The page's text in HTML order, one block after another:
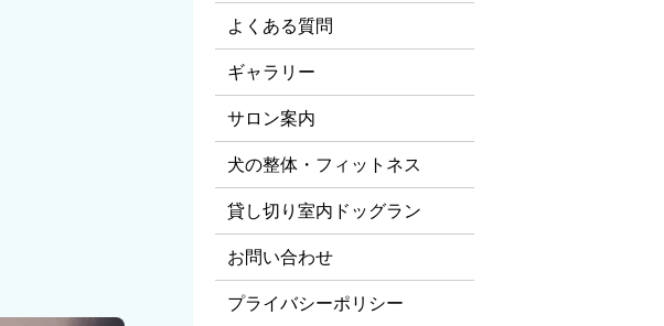
よくある質問
ギャラリー
サロン案内
犬の整体・フィットネス
貸し切り室内ドッグラン
お問い合わせ
プライバシーポリシー